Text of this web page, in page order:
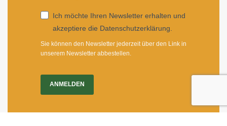
Ich möchte Ihren Newsletter erhalten und
akzeptiere die Datenschutzerklärung.
Sie können den Newsletter jederzeit über den Link in
unserem Newsletter abbestellen.
ANMELDEN